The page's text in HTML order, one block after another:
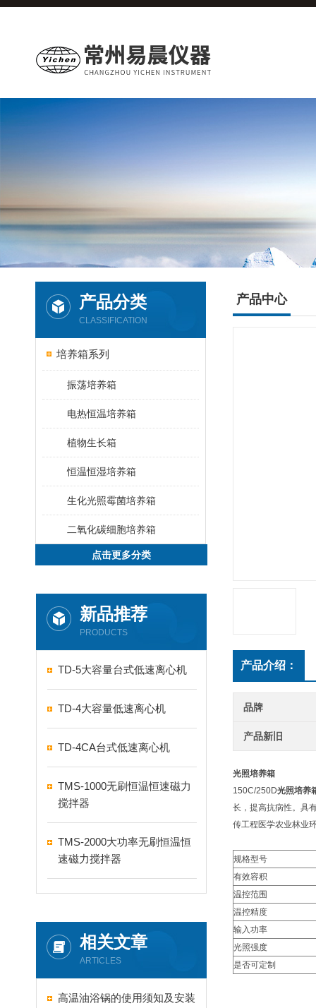
产品分类
CLASSIFICATION
培养箱系列
振荡培养箱
电热恒温培养箱
植物生长箱
恒温恒湿培养箱
生化光照霉菌培养箱
二氧化碳细胞培养箱
点击更多分类
新品推荐
PRODUCTS
TD-5大容量台式低速离心机
TD-4大容量低速离心机
TD-4CA台式低速离心机
TMS-1000无刷恒温恒速磁力
搅拌器
TMS-2000大功率无刷恒温恒
速磁力搅拌器
相关文章
ARTICLES
高温油浴锅的使用须知及安装
产品中心
产品介绍：
品牌
产品新旧
光照培养箱
150C/250D光照培养
长，提高抗病性。具
传工程医学农业林业
规格型号
有效容积
温控范围
温控精度
输入功率
光照强度
是否可定制